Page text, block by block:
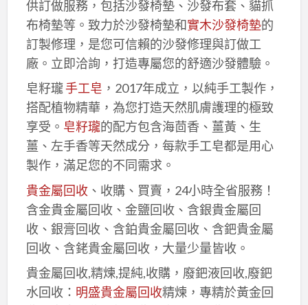
供訂做服務，包括沙發椅墊、沙發布套、貓抓
布椅墊等。致力於沙發椅墊和實木沙發椅墊的
訂製修理，是您可信賴的沙發修理與訂做工
廠。立即洽詢，打造專屬您的舒適沙發體驗。
皂籽瓏手工皂 ，2017年成立，以純手工製作，
搭配植物精華，為您打造天然肌膚護理的極致
享受。 皂籽瓏的配方包含海茴香、薑黃、生
薑、左手香等天然成分，每款手工皂都是用心
製作，滿足您的不同需求。
貴金屬回收、收購、買賣，24小時全省服務！
含金貴金屬回收、金鹽回收、含銀貴金屬回
收、銀膏回收、含鉑貴金屬回收、含鈀貴金屬
回收、含銠貴金屬回收，大量少量皆收。
貴金屬回收,精煉,提純,收購，廢鈀液回收,廢鈀
水回收： 明盛貴金屬回收精煉，專精於黃金回